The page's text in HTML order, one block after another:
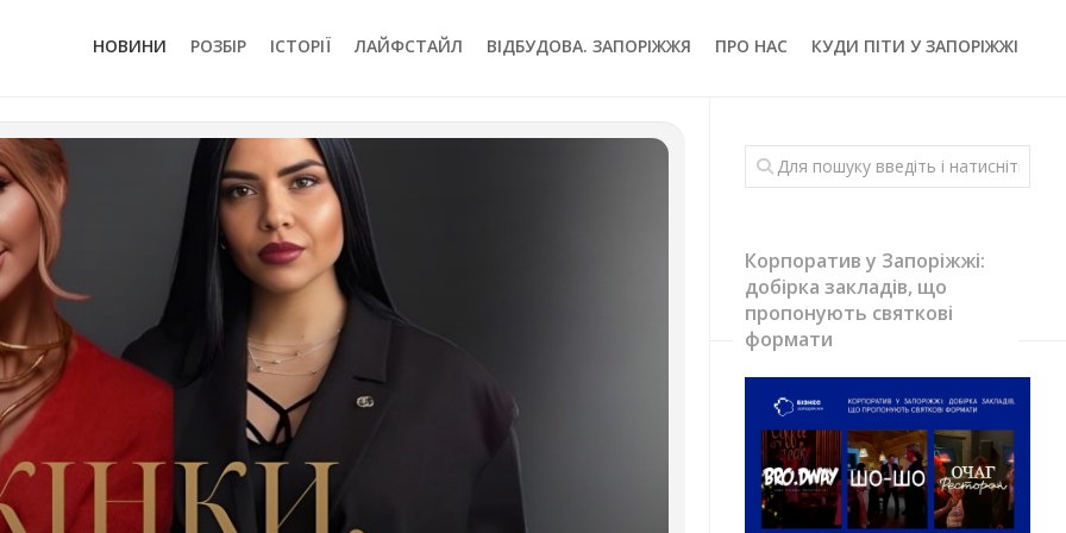
НОВИНИ РОЗБІР ІСТОРІЇ ЛАЙФСТАЙЛ ВІДБУДОВА. ЗАПОРІЖЖЯ ПРО НАС КУДИ ПІТИ У ЗАПОРІЖЖІ
Корпоратив у Запоріжжі:
добірка закладів, що
пропонують святкові
формати